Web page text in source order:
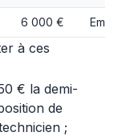
6 000 €
à ces
€ la demi-
de
;